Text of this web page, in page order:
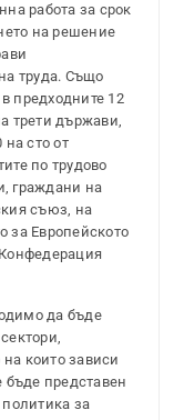
работа за срок
на решение
труда. Също
предходните 12
трети държави,
сто от
по трудово
граждани на
съюз, на
за Европейското
да бъде
които зависи
бъде представен
за